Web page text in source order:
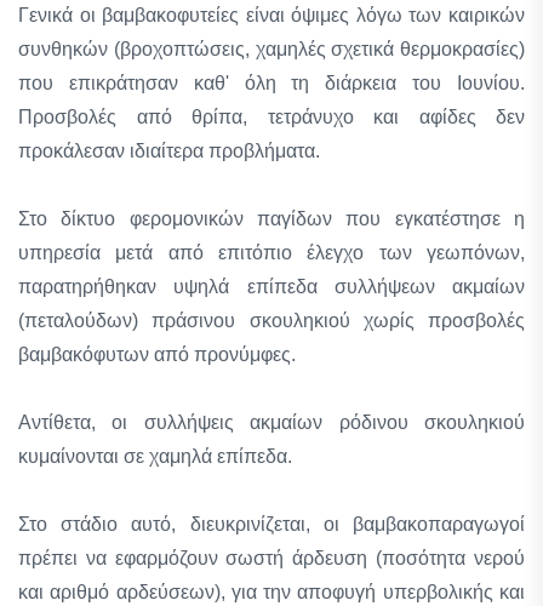
Γενικά οι βαμβακοφυτείες είναι όψιμες λόγω των καιρικών
συνθηκών (βροχοπτώσεις, χαμηλές σχετικά θερμοκρασίες)
που επικράτησαν καθ' όλη τη διάρκεια του Ιουνίου.
Προσβολές από θρίπα, τετράνυχο και αφίδες δεν
προκάλεσαν ιδιαίτερα προβλήματα.
Στο δίκτυο φερομονικών παγίδων που εγκατέστησε η
υπηρεσία μετά από επιτόπιο έλεγχο των γεωπόνων,
παρατηρήθηκαν υψηλά επίπεδα συλλήψεων ακμαίων
(πεταλούδων) πράσινου σκουληκιού χωρίς προσβολές
βαμβακόφυτων από προνύμφες.
Αντίθετα, οι συλλήψεις ακμαίων ρόδινου σκουληκιού
κυμαίνονται σε χαμηλά επίπεδα.
Στο στάδιο αυτό, διευκρινίζεται, οι βαμβακοπαραγωγοί
πρέπει να εφαρμόζουν σωστή άρδευση (ποσότητα νερού
και αριθμό αρδεύσεων), για την αποφυγή υπερβολικής και